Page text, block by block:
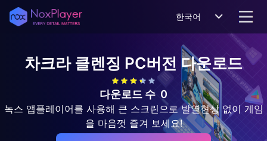
한국어
차크라 클렌징 PC버전 다운로드
다운로드 수 0
녹스 앱플레이어를 사용해 큰 스크린으로 발열현상 없이 게임
을 마음껏 즐겨 보세요!